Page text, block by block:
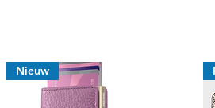
Nieuw